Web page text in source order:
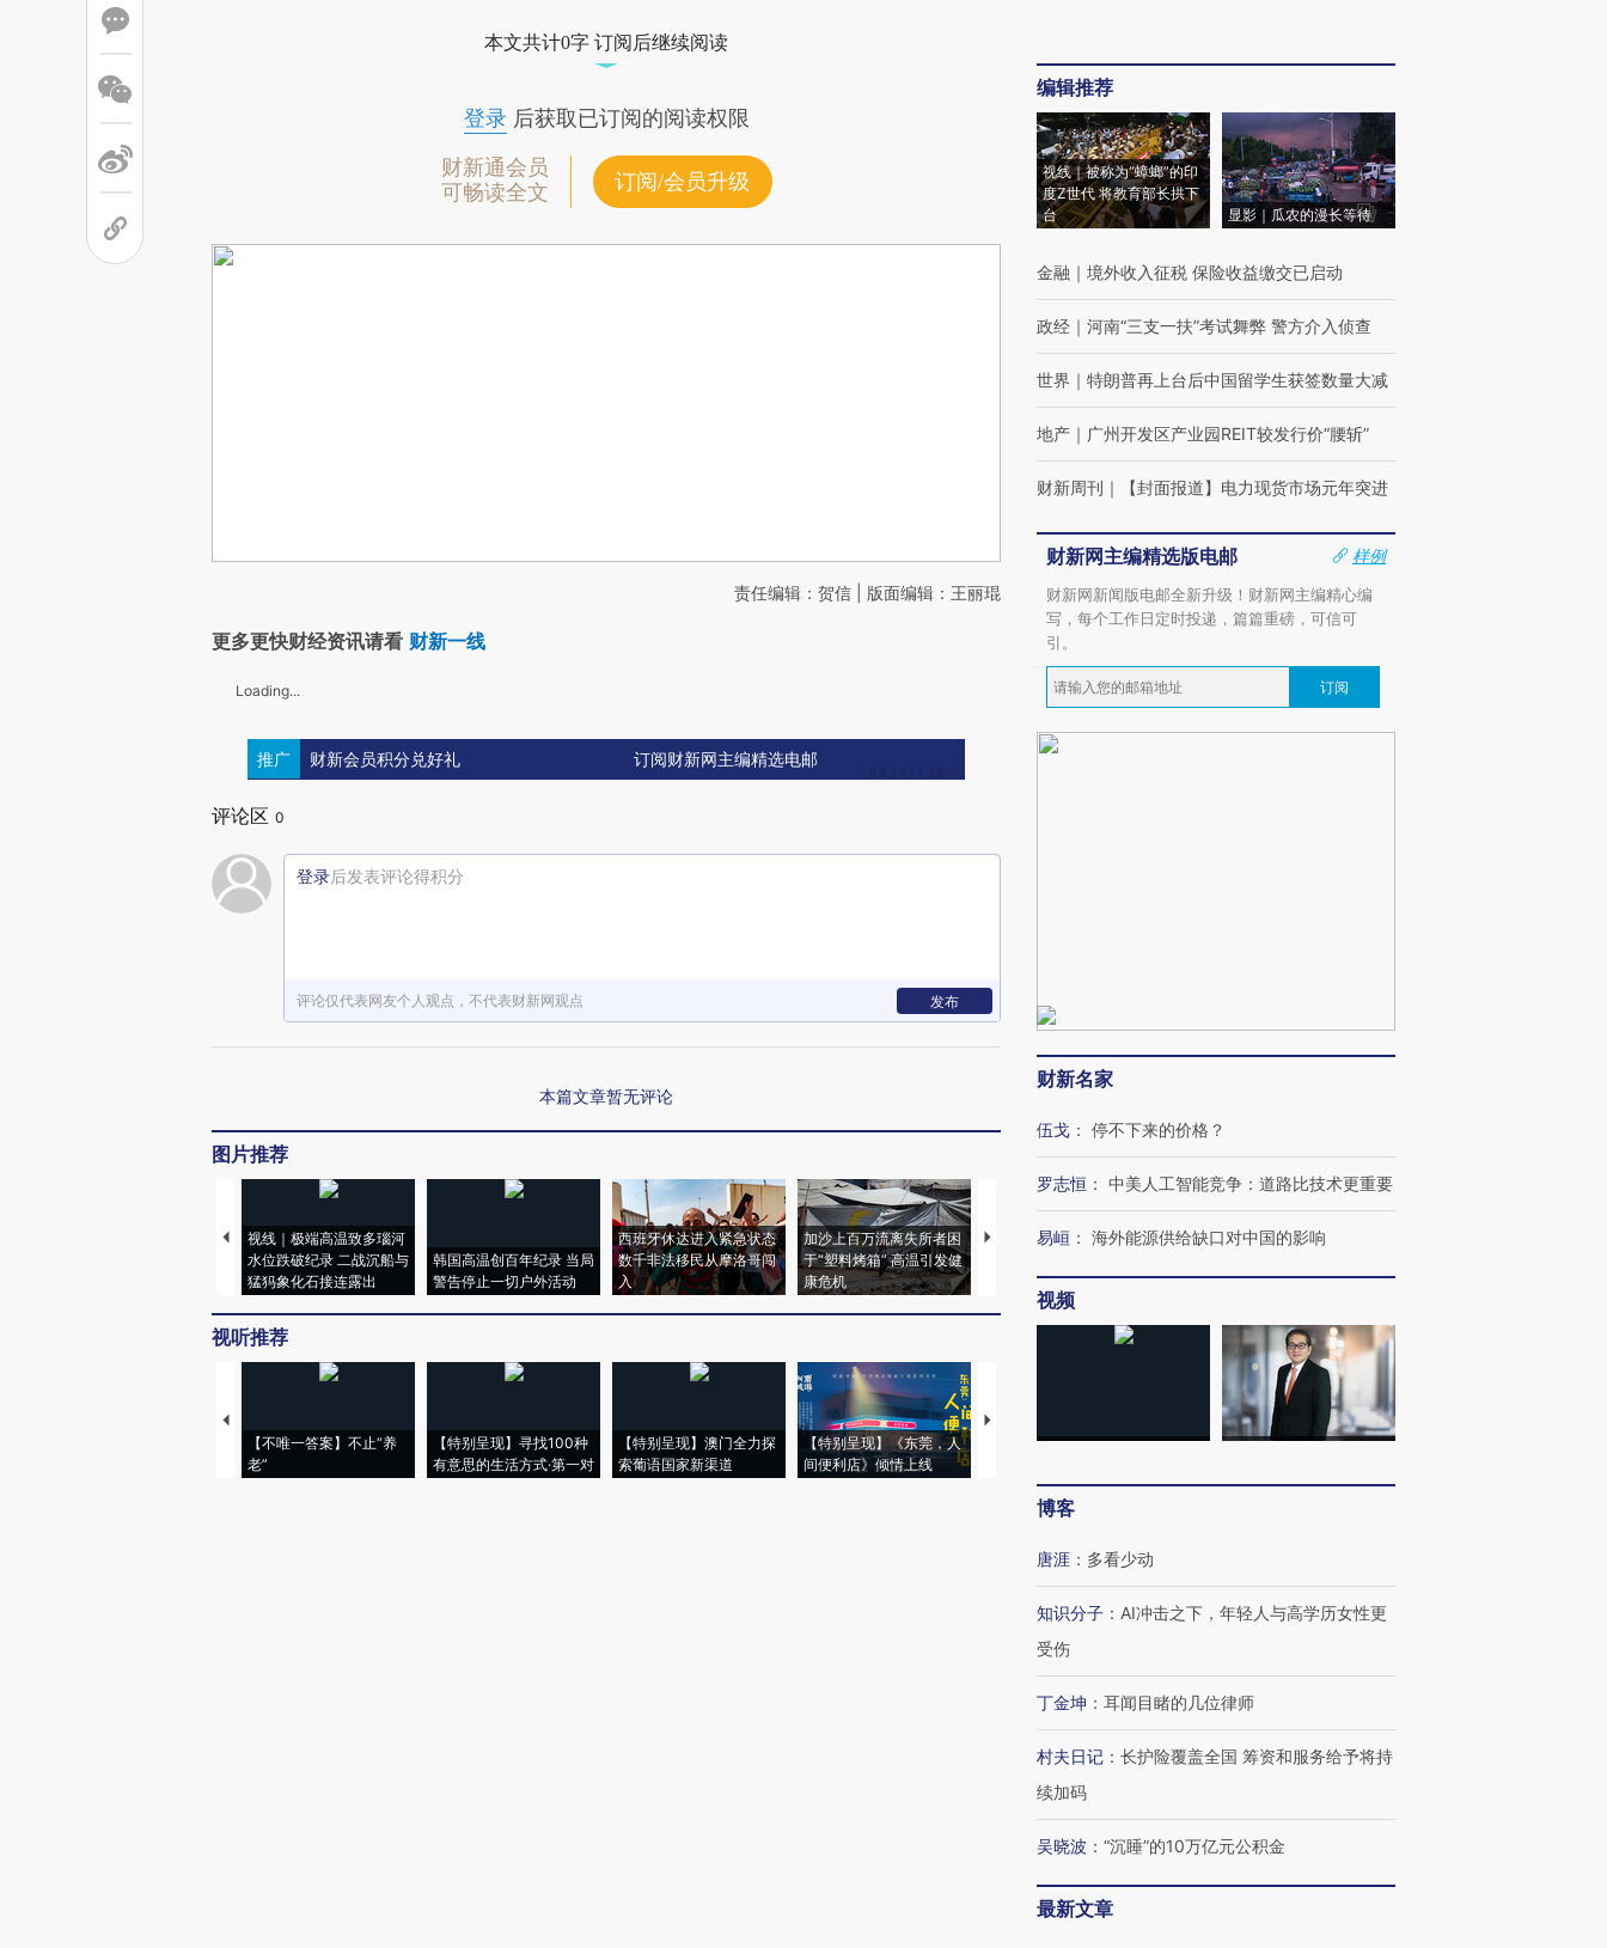
本文共计0字 订阅后继续阅读
登录后获取已订阅的阅读权限
财新通会员
可畅读全文
订阅/会员升级
责任编辑：贺信 | 版面编辑：王丽琨
更多更快财经资讯请看 财新一线
Loading...
推广 财新会员积分兑好礼 订阅财新网主编精选电邮
评论区 0
登录后发表评论得积分
评论仅代表网友个人观点，不代表财新网观点 发布
本篇文章暂无评论
图片推荐
视线｜极端高温致多瑙河
水位跌破纪录 二战沉船与
猛犸象化石接连露出
韩国高温创百年纪录 当局
警告停止一切户外活动
西班牙休达进入紧急状态
数千非法移民从摩洛哥闯
入
加沙上百万流离失所者困
于“塑料烤箱” 高温引发健
康危机
马航飞行员跨国走私7万
要防空导弹“救急”
13人遇难
视听推荐
【不唯一答案】不止“养
老”
【特别呈现】寻找100种
有意思的生活方式·第一对
【特别呈现】澳门全力探
索葡语国家新渠道
【特别呈现】《东莞，人
间便利店》倾情上线
【推广】走进第四届链博
会，让数智科技“链”接产
【特别呈现】寻找100种
【商旅对话】华住集团
CFO：不靠规模取胜，华
编辑推荐
视线｜被称为“蟑螂”的印
度Z世代 将教育部长拱下
台
显影｜瓜农的漫长等待
金融 ｜ 境外收入征税 保险收益缴交已启动
政经 ｜ 河南“三支一扶”考试舞弊 警方介入侦查
世界 ｜ 特朗普再上台后中国留学生获签数量大减
地产 ｜ 广州开发区产业园REIT较发行价“腰斩”
财新周刊 ｜ 【封面报道】电力现货市场元年突进
财新网主编精选版电邮
样例
财新网新闻版电邮全新升级！财新网主编精心编
写，每个工作日定时投递，篇篇重磅，可信可
引。
订阅
财新名家
伍戈 ： 停不下来的价格？
罗志恒 ： 中美人工智能竞争：道路比技术更重要
易峘 ： 海外能源供给缺口对中国的影响
视频
博客
唐涯 ： 多看少动
知识分子 ： AI冲击之下，年轻人与高学历女性更
受伤
丁金坤 ： 耳闻目睹的几位律师
村夫日记 ： 长护险覆盖全国 筹资和服务给予将持
续加码
吴晓波 ： “沉睡”的10万亿元公积金
最新文章